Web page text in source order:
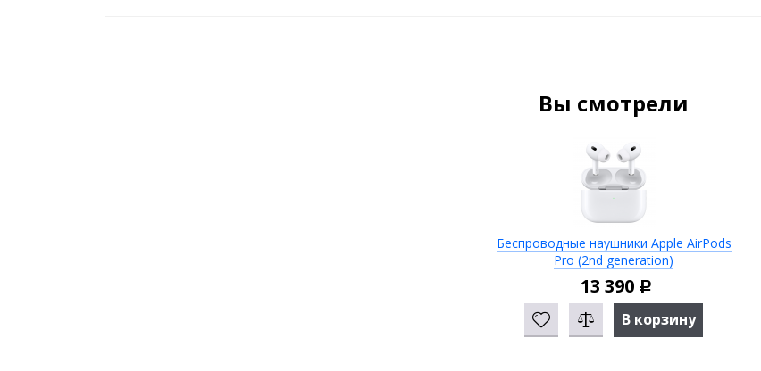
Вы смотрели
Беспроводные наушники Apple AirPods
Pro (2nd generation)
13 390 Р
В корзину